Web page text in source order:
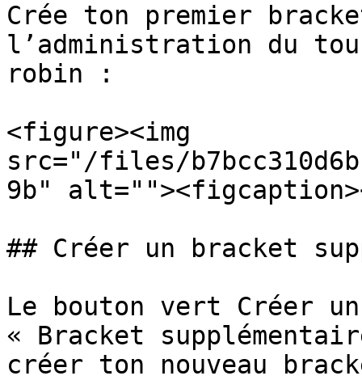
Crée ton premier
l’administration du
robin :
<figure><img
src="/files/
9b"
## Créer un bracket
Le bouton vert Créer
« Bracket
créer ton nouveau